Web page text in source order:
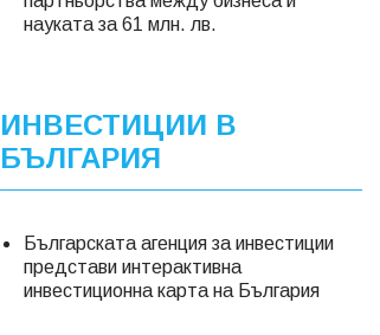
науката за 61 млн. лв.
ИНВЕСТИЦИИ В
БЪЛГАРИЯ
Българската агенция за инвестиции
представи интерактивна
инвестиционна карта на България